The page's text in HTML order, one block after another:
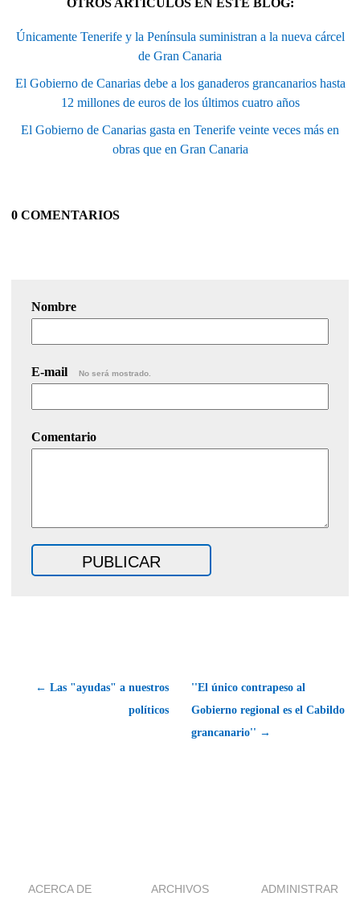
Únicamente Tenerife y la Península suministran a la nueva cárcel
de Gran Canaria
El Gobierno de Canarias debe a los ganaderos grancanarios hasta
12 millones de euros de los últimos cuatro años
El Gobierno de Canarias gasta en Tenerife veinte veces más en
obras que en Gran Canaria
0 COMENTARIOS
Nombre
E-mail No será mostrado.
Comentario
← Las "ayudas" a nuestros
políticos
''El único contrapeso al
Gobierno regional es el Cabildo
grancanario'' →
ACERCA DE ARCHIVOS ADMINISTRAR